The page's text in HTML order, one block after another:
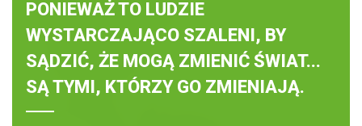
PONIEWAŻ TO LUDZIE
WYSTARCZAJĄCO SZALENI, BY
SĄDZIĆ, ŻE MOGĄ ZMIENIĆ ŚWIAT...
SĄ TYMI, KTÓRZY GO ZMIENIAJĄ.